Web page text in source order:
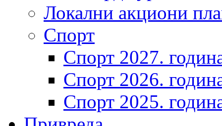
Локални акциони
Спорт
Спорт 2027.
Спорт 2026.
Спорт 2025.